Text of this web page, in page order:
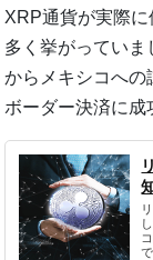
XRP通貨が実際
多く挙がってい
からメキシコへ
ボーダー決済に成